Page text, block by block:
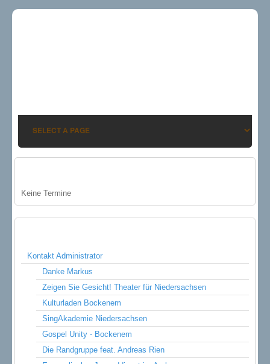
Keine Termine
Kontakt Administrator
Danke Markus
Zeigen Sie Gesicht! Theater für Niedersachsen
Kulturladen Bockenem
SingAkademie Niedersachsen
Gospel Unity - Bockenem
Die Randgruppe feat. Andreas Rien